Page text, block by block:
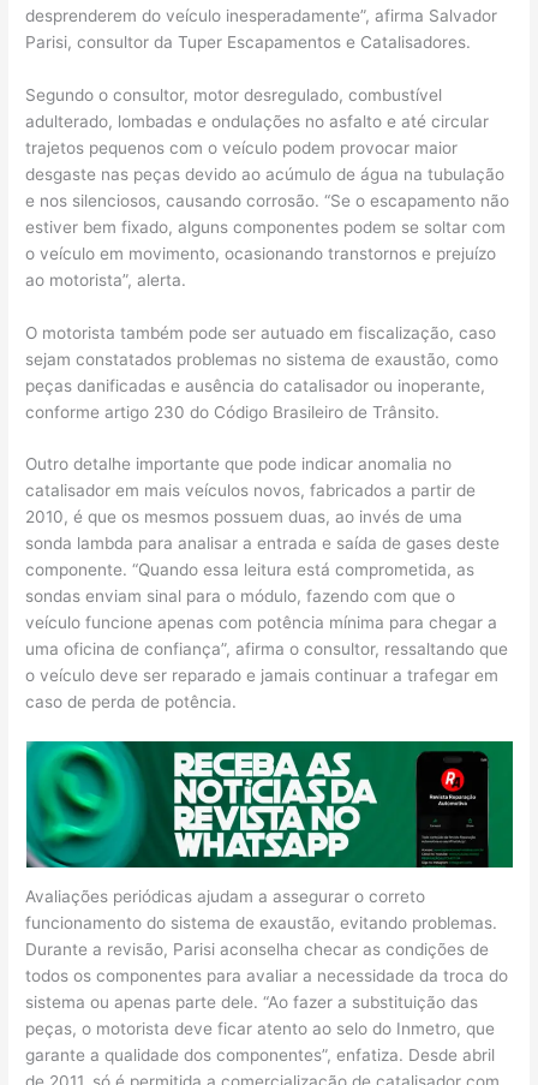
desprenderem do veículo inesperadamente”, afirma Salvador
Parisi, consultor da Tuper Escapamentos e Catalisadores.
Segundo o consultor, motor desregulado, combustível
adulterado, lombadas e ondulações no asfalto e até circular
trajetos pequenos com o veículo podem provocar maior
desgaste nas peças devido ao acúmulo de água na tubulação
e nos silenciosos, causando corrosão. “Se o escapamento não
estiver bem fixado, alguns componentes podem se soltar com
o veículo em movimento, ocasionando transtornos e prejuízo
ao motorista”, alerta.
O motorista também pode ser autuado em fiscalização, caso
sejam constatados problemas no sistema de exaustão, como
peças danificadas e ausência do catalisador ou inoperante,
conforme artigo 230 do Código Brasileiro de Trânsito.
Outro detalhe importante que pode indicar anomalia no
catalisador em mais veículos novos, fabricados a partir de
2010, é que os mesmos possuem duas, ao invés de uma
sonda lambda para analisar a entrada e saída de gases deste
componente. “Quando essa leitura está comprometida, as
sondas enviam sinal para o módulo, fazendo com que o
veículo funcione apenas com potência mínima para chegar a
uma oficina de confiança”, afirma o consultor, ressaltando que
o veículo deve ser reparado e jamais continuar a trafegar em
caso de perda de potência.
Avaliações periódicas ajudam a assegurar o correto
funcionamento do sistema de exaustão, evitando problemas.
Durante a revisão, Parisi aconselha checar as condições de
todos os componentes para avaliar a necessidade da troca do
sistema ou apenas parte dele. “Ao fazer a substituição das
peças, o motorista deve ficar atento ao selo do Inmetro, que
garante a qualidade dos componentes”, enfatiza. Desde abril